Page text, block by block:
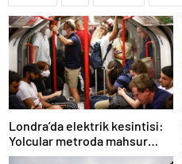
Londra’da elektrik kesintisi:
Yolcular metroda mahsur
kaldı